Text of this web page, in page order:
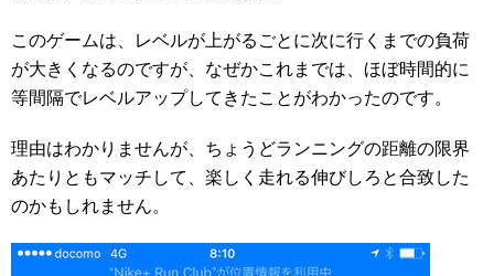
このゲームは、レベルが上がるごとに次に行くまでの負荷
が大きくなるのですが、なぜかこれまでは、ほぼ時間的に
等間隔でレベルアップしてきたことがわかったのです。
理由はわかりませんが、ちょうどランニングの距離の限界
あたりともマッチして、楽しく走れる伸びしろと合致した
のかもしれません。